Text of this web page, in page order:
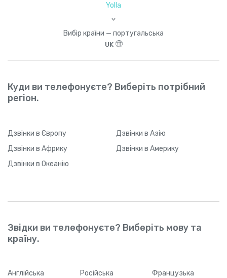
Yolla
>
Вибір країни — португальська
UK
Куди ви телефонуєте? Виберіть потрібний
регіон.
Дзвінки в Європу Дзвінки в Азію
Дзвінки в Африку Дзвінки в Америку
Дзвінки в Океанію
Звідки ви телефонуєте? Виберіть мову та
країну.
Англійська Російська Французька